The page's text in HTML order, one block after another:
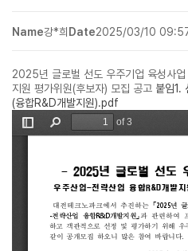
Name강*희 Date2025/03/10
2025년 글로벌 선도 우주기업 육성사
지원 평가위원(후보자) 모집 공고 붙임1.
(융합R&D개발지원).pdf